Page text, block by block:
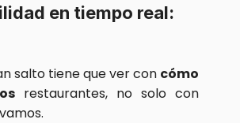
en tiempo real:
salto tiene que ver con cómo
restaurantes, no solo con